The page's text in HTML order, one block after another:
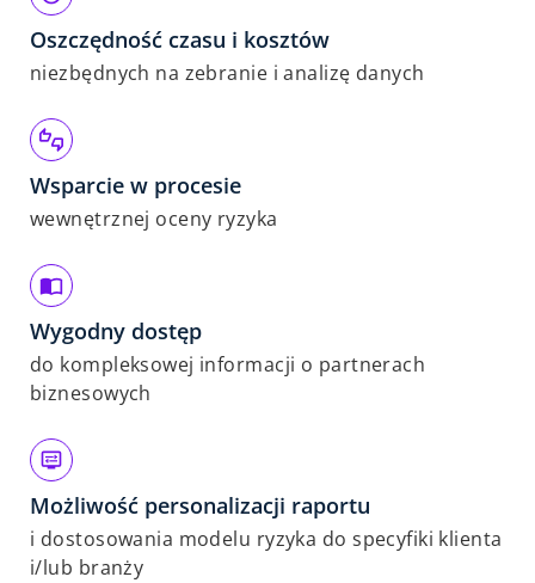
y
d
e
Oszczędność czasu i kosztów
niezbędnych na zebranie i analizę danych
Wsparcie w procesie
wewnętrznej oceny ryzyka
Wygodny dostęp
do kompleksowej informacji o partnerach
biznesowych
Możliwość personalizacji raportu
i dostosowania modelu ryzyka do specyfiki klienta
i/lub branży